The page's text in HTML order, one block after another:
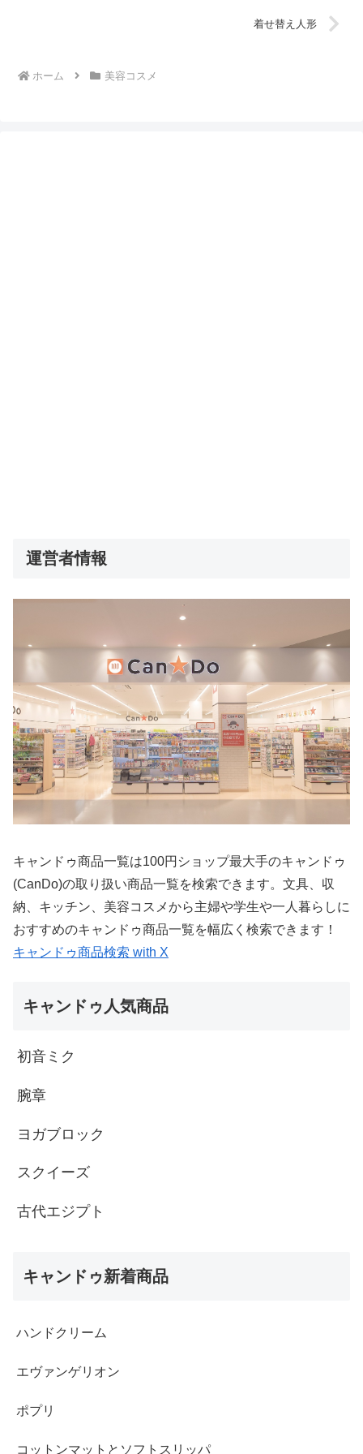
着せ替え人形
ホーム 美容コスメ
運営者情報
キャンドゥ商品一覧は100円ショップ最大手のキャンドゥ
(CanDo)の取り扱い商品一覧を検索できます。文具、収
納、キッチン、美容コスメから主婦や学生や一人暮らしに
おすすめのキャンドゥ商品一覧を幅広く検索できます！
キャンドゥ商品検索 with X
キャンドゥ人気商品
初音ミク
腕章
ヨガブロック
スクイーズ
古代エジプト
キャンドゥ新着商品
ハンドクリーム
エヴァンゲリオン
ポプリ
コットンマットとソフトスリッパ